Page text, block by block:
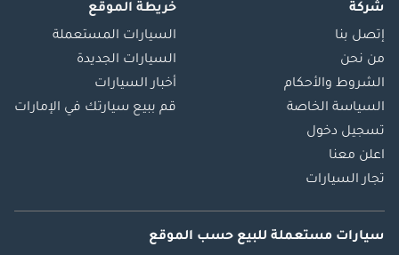
شركة
إتصل بنا
من نحن
الشروط والأحكام
السياسة الخاصة
تسجيل دخول
اعلن معنا
تجار السيارات
خريطة الموقع
السيارات المستعملة
السيارات الجديدة
أخبار السيارات
قم ببيع سيارتك في الإمارات
سيارات مستعملة للبيع حسب الموقع